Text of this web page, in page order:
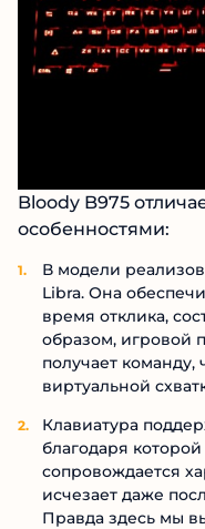
Bloody B975
особенностями:
В модели
Libra. Она
время отклика,
образом, игровой
получает команду,
виртуальной
Клавиатура
благодаря
сопровождается
исчезает даже
Правда здесь мы